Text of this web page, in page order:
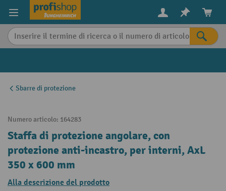
content
Sbarre di protezione
Numero articolo: 164283
Staffa di protezione angolare, con
protezione anti-incastro, per interni, AxL
350 x 600 mm
Alla descrizione del prodotto